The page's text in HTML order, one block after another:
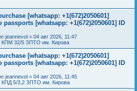
[whatsapp: +1(672)2050601]
passports [whatsapp: +1(672)2050601] ID
jeannevol « 04 авг 2026, 11:47
КПМ 32/5 ЗПТО им. Кирова
[whatsapp: +1(672)2050601]
passports [whatsapp: +1(672)2050601] ID
jeannevol « 04 авг 2026, 11:45
КПД 5/3,2 ЗПТО им. Кирова